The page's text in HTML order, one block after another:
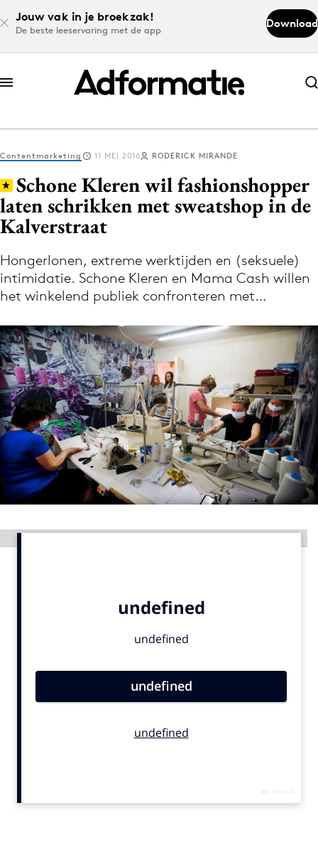
Jouw vak in je broekzak!
De beste leeservaring met de app
Download
Abonneer nu
Abonneer nu
Log in
Volg het laatste nieuws via de Adformatie
Nieuws app
Menu
Home
9 sept: GenAI-training
12 nov: MarketingLive!
Adverteren
Events
Vacatures
Campagnes
Design
Contentmarketing 11 MEI 2016 RODERICK MIRANDE
Schone Kleren wil fashionshopper
laten schrikken met sweatshop in de
Kalverstraat
Hongerlonen, extreme werktijden en (seksuele)
intimidatie. Schone Kleren en Mama Cash willen
het winkelend publiek confronteren met…